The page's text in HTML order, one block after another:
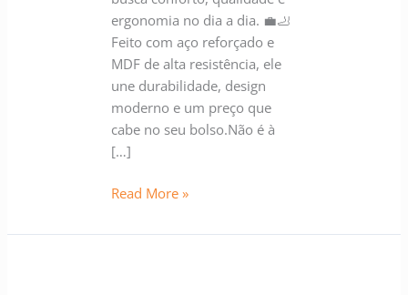
ergonomia no dia a dia. 💼🦶
Feito com aço reforçado e
MDF de alta resistência, ele
une durabilidade, design
moderno e um preço que
cabe no seu bolso.Não é à
[…]
Read More »